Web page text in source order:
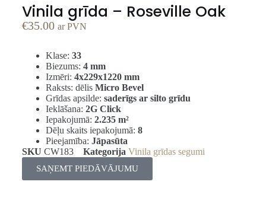
Vinila grīda – Roseville Oak
€35.00 ar PVN
Klase: 33
Biezums: 4 mm
Izmēri: 4x229x1220 mm
Raksts: dēlis Micro Bevel
Grīdas apsilde: saderīgs ar silto grīdu
Ieklāšana: 2G Click
Iepakojumā: 2.235 m²
Dēļu skaits iepakojumā: 8
Pieejamība: Jāpasūta
SKU CW183 Kategorija Vinila grīdas segumi
SAŅEMT PIEDĀVĀJUMU